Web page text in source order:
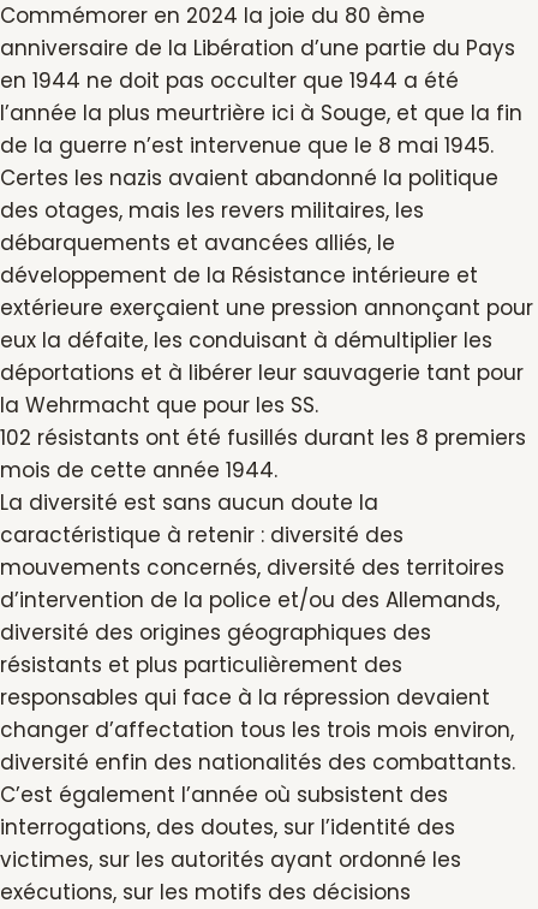
Commémorer en 2024 la joie du 80 ème
anniversaire de la Libération d’une partie du Pays
en 1944 ne doit pas occulter que 1944 a été
l’année la plus meurtrière ici à Souge, et que la fin
de la guerre n’est intervenue que le 8 mai 1945.
Certes les nazis avaient abandonné la politique
des otages, mais les revers militaires, les
débarquements et avancées alliés, le
développement de la Résistance intérieure et
extérieure exerçaient une pression annonçant pour
eux la défaite, les conduisant à démultiplier les
déportations et à libérer leur sauvagerie tant pour
la Wehrmacht que pour les SS.
102 résistants ont été fusillés durant les 8 premiers
mois de cette année 1944.
La diversité est sans aucun doute la
caractéristique à retenir : diversité des
mouvements concernés, diversité des territoires
d’intervention de la police et/ou des Allemands,
diversité des origines géographiques des
résistants et plus particulièrement des
responsables qui face à la répression devaient
changer d’affectation tous les trois mois environ,
diversité enfin des nationalités des combattants.
C’est également l’année où subsistent des
interrogations, des doutes, sur l’identité des
victimes, sur les autorités ayant ordonné les
exécutions, sur les motifs des décisions